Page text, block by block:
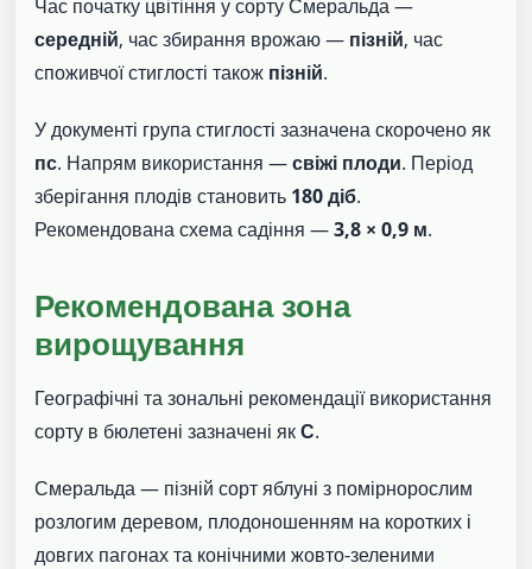
Час початку цвітіння у сорту Смеральда —
середній, час збирання врожаю — пізній, час
споживчої стиглості також пізній.
У документі група стиглості зазначена скорочено як
пс. Напрям використання —свіжі плоди. Період
зберігання плодів становить 180 діб.
Рекомендована схема садіння —3,8 × 0,9 м.
Рекомендована зона
вирощування
Географічні та зональні рекомендації використання
сорту в бюлетені зазначені якС.
Смеральда — пізній сорт яблуні з помірнорослим
розлогим деревом, плодоношенням на коротких і
довгих пагонах та конічними жовто-зеленими